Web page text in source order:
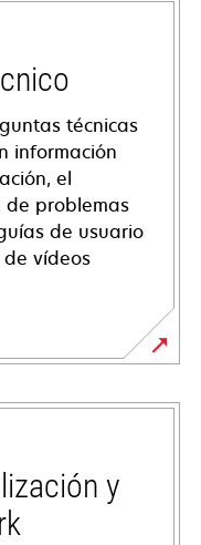
técnicas
información
el
de problemas
de usuario
vídeos
y